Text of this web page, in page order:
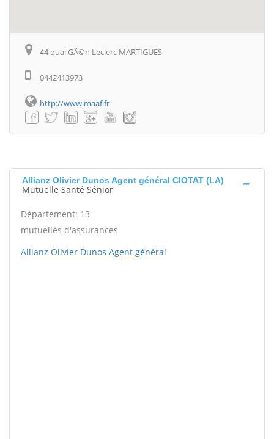
44 quai GÃ©n Leclerc MARTIGUES
0442413973
http://www.maaf.fr
Allianz Olivier Dunos Agent général CIOTAT (LA)
Mutuelle Santé Sénior
Département: 13
mutuelles d'assurances
Allianz Olivier Dunos Agent général